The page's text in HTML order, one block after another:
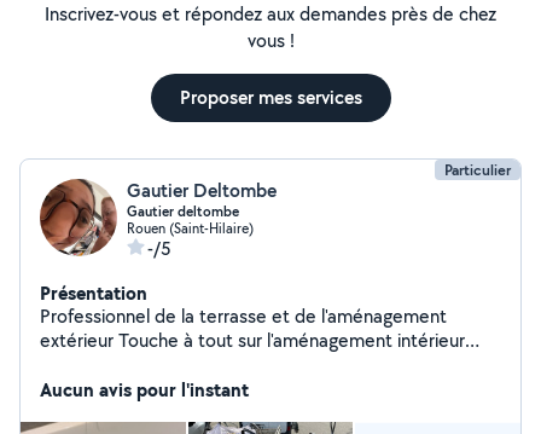
Inscrivez-vous et répondez aux demandes près de chez
vous !
Proposer mes services
Particulier
Gautier Deltombe
Gautier deltombe
Rouen (Saint-Hilaire)
-/5
Présentation
Professionnel de la terrasse et de l'aménagement
extérieur Touche à tout sur l'aménagement intérieur
Aucun avis pour l'instant